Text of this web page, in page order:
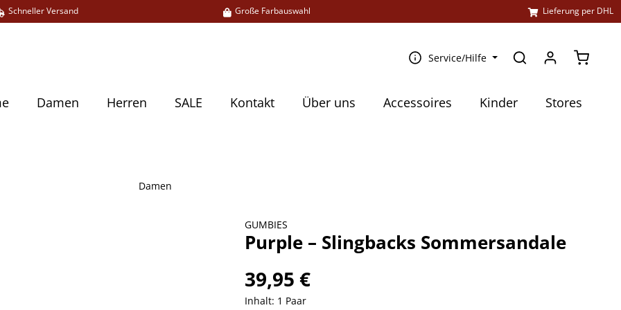
Schneller Versand Große Farbauswahl Lieferung per DHL
Service/Hilfe
Damen Herren SALE Kontakt Über uns Accessoires Kinder Stores
Damen
GUMBIES
Purple – Slingbacks Sommersandale
39,95 €
Inhalt: 1 Paar